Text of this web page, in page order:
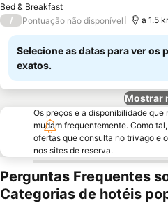
Bed & Breakfast
/ Pontuação não disponível a 1.5
Selecione as datas para ver os
exatos.
Mostrar
Os preços e a disponibilidade que
mudam frequentemente. Como
ofertas que consulta no trivago e
nos sites de reserva.
Perguntas Frequentes
Categorias de hotéis